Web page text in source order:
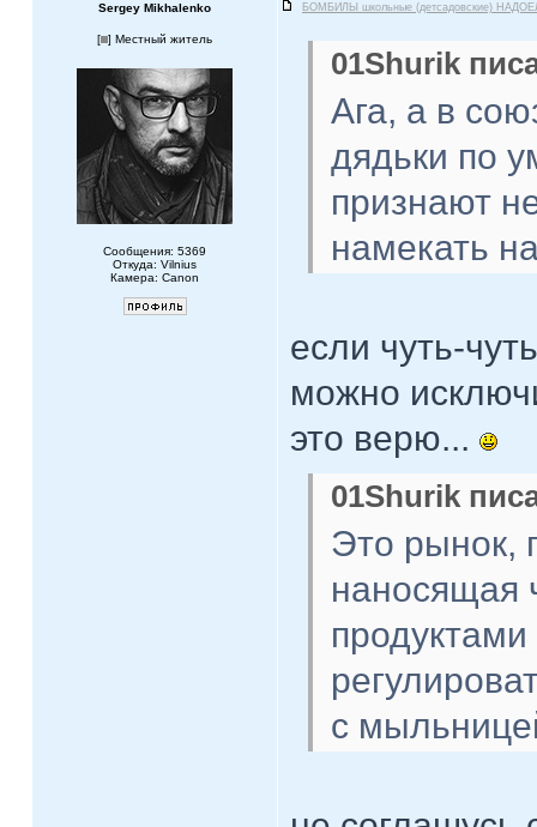
Sergey Mikhalenko БОМБИЛЫ школьные (детсадовские)
[ ] Местный житель
Сообщения: 5369
Откуда: Vilnius
Камера: Canon
01Shurik
Ага, а в
дядьки по
признают
намекать
если чуть-
можно
это верю...
01Shurik
Это рынок,
наносящая
с